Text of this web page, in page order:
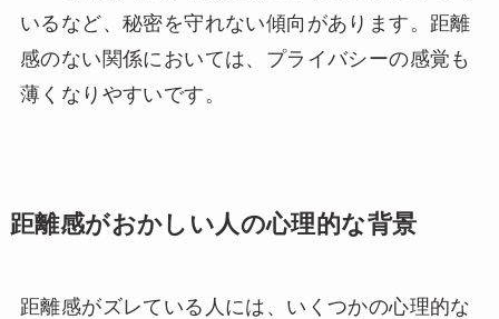
いるなど、秘密を守れない傾向があります。距離
感のない関係においては、プライバシーの感覚も
薄くなりやすいです。
距離感がおかしい人の心理的な背景
距離感がズレている人には、いくつかの心理的な